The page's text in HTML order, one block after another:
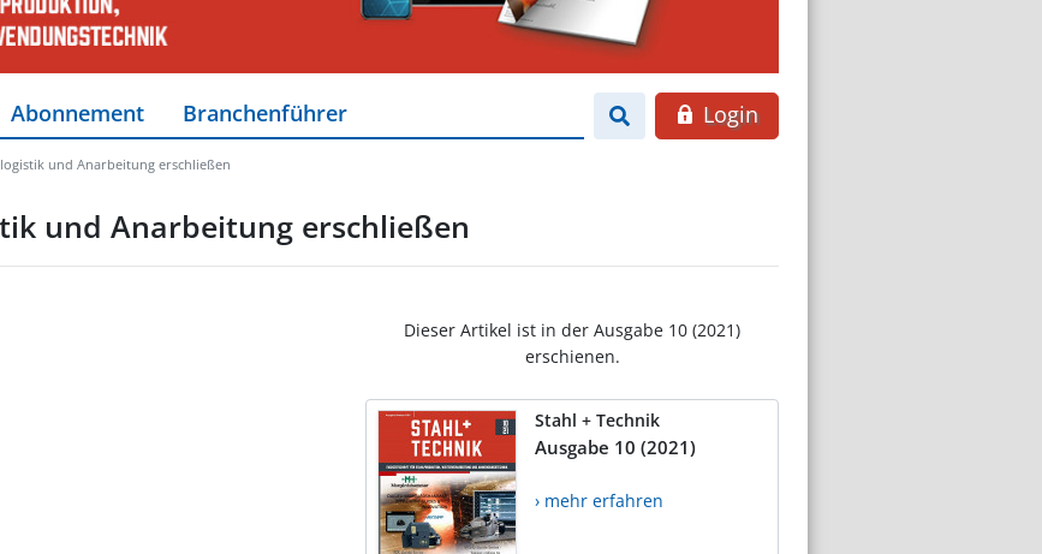
Abonnement Branchenführer Login
und Anarbeitung erschließen
und Anarbeitung erschließen
Dieser Artikel ist in der Ausgabe 10 (2021)
erschienen.
Stahl + Technik
Ausgabe 10 (2021)
› mehr erfahren